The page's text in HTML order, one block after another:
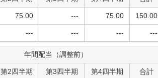
75.00 --- 75.00 150.00
--- --- --- ---
年間配当（調整前）
第2四半期 第3四半期 第4四半期 合計